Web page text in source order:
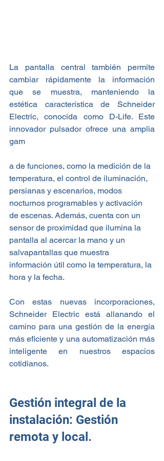
La pantalla central también permite
cambiar rápidamente la información
que se muestra, manteniendo la
estética característica de Schneider
Electric, conocida como D-Life. Este
innovador pulsador ofrece una amplia
gam
a de funciones, como la medición de la
temperatura, el control de iluminación,
persianas y escenarios, modos
nocturnos programables y activación
de escenas. Además, cuenta con un
sensor de proximidad que ilumina la
pantalla al acercar la mano y un
salvapantallas que muestra
información útil como la temperatura, la
hora y la fecha.
Con estas nuevas incorporaciones,
Schneider Electric está allanando el
camino para una gestión de la energía
más eficiente y una automatización más
inteligente en nuestros espacios
cotidianos.
Gestión integral de la
instalación: Gestión
remota y local.